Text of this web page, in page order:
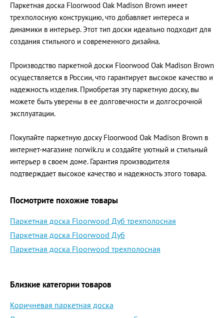
Паркетная доска Floorwood Oak Madison Brown имеет
трехполосную конструкцию, что добавляет интереса и
динамики в интерьер. Этот тип доски идеально подходит для
создания стильного и современного дизайна.
Производство паркетной доски Floorwood Oak Madison Brown
осуществляется в России, что гарантирует высокое качество и
надежность изделия. Приобретая эту паркетную доску, вы
можете быть уверены в ее долговечности и долгосрочной
эксплуатации.
Покупайте паркетную доску Floorwood Oak Madison Brown в
интернет-магазине norwik.ru и создайте уютный и стильный
интерьер в своем доме. Гарантия производителя
подтверждает высокое качество и надежность этого товара.
Посмотрите похожие товары
Паркетная доска Floorwood Дуб трехполосная
Паркетная доска Floorwood Дуб
Паркетная доска Floorwood трехполосная
Близкие категории товаров
Коричневая паркетная доска